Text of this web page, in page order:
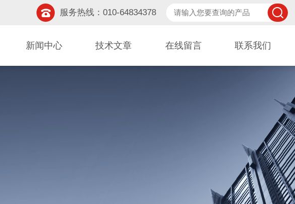
服务热线：010-64834378
新闻中心 技术文章 在线留言 联系我们